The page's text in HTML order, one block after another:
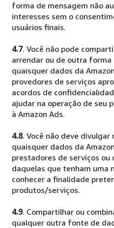
forma de mensagem não
interesses sem o
usuários finais.
4.7. Você não pode
arrendar ou de outra
quaisquer dados da
provedores de serviços
acordos de
ajudar na operação de
à Amazon Ads.
4.8. Você não deve
quaisquer dados da
prestadores de serviços ou
daquelas que tenham uma
conhecer a finalidade
produtos/serviços.
4.9. Compartilhar ou
qualquer outra fonte de